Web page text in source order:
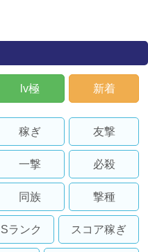
lv極 新着
稼ぎ 友撃
一撃 必殺
同族 撃種
Sランク スコア稼ぎ